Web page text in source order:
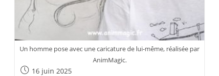
Un homme pose avec une caricature de lui-même, réalisée par
AnimMagic.
Publication
16 juin 2025